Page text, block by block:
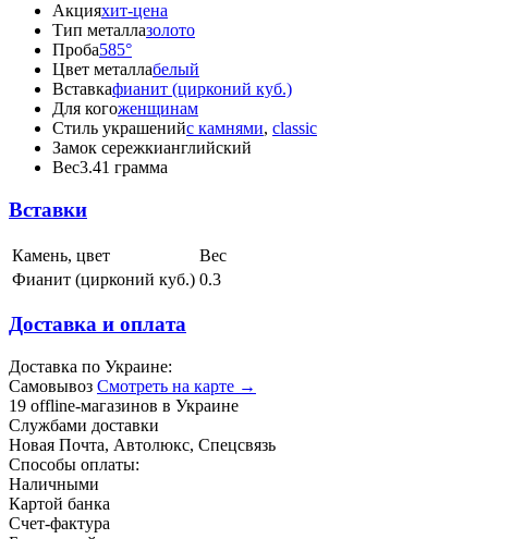
Акцияхит-цена
Тип металлазолото
Проба585°
Цвет металлабелый
Вставкафианит (цирконий куб.)
Для когоженщинам
Стиль украшенийс камнями, classic
Замок сережкианглийский
Вес3.41 грамма
Вставки
Камень, цвет
Вес
Фианит (цирконий куб.) 0.3
Доставка и оплата
Доставка по Украине:
Самовывоз Смотреть на карте →
19 offline-магазинов в Украине
Службами доставки
Новая Почта, Автолюкс, Спецсвязь
Способы оплаты:
Наличными
Картой банка
Счет-фактура